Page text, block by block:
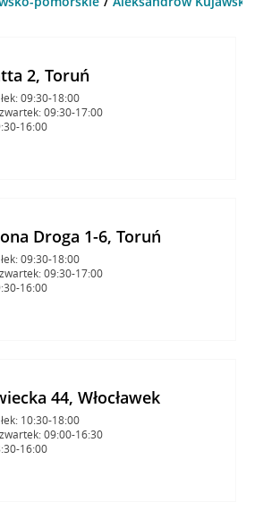
2, Toruń
09:30-18:00
09:30-17:00
16:00
Droga 1-6, Toruń
09:30-18:00
09:30-17:00
16:00
44, Włocławek
10:30-18:00
09:00-16:30
16:00